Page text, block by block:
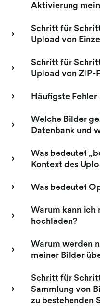
Aktivierung
Schritt für
Upload von
Schritt für
Upload von ZIP-
Häufigste Fehler
Welche Bilder
Datenbank und
Was bedeutet
Kontext des
Was bedeutet
Warum kann ich
hochladen?
Warum werden
meiner Bilder
Schritt für
Sammlung von
zu bestehenden